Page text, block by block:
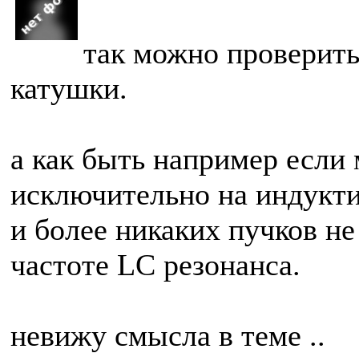
так можно
катушки.
а как быть например
исключительно на
и более никаких пучков
частоте LC резонанса.
невижу смысла в теме ..